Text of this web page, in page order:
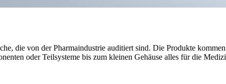
die von der Pharmaindustrie auditiert sind. Die Produkte
oder Teilsysteme bis zum kleinen Gehäuse alles für die